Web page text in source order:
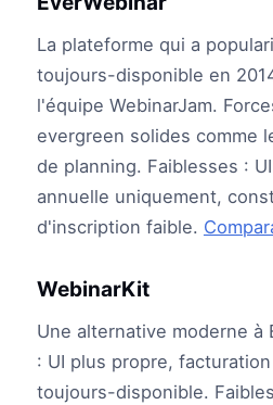
La plateforme qui a
toujours-disponible en
l'équipe WebinarJam.
evergreen solides comme
de planning. Faiblesses :
annuelle uniquement,
d'inscription faible.
WebinarKit
Une alternative moderne à
: UI plus propre,
toujours-disponible.